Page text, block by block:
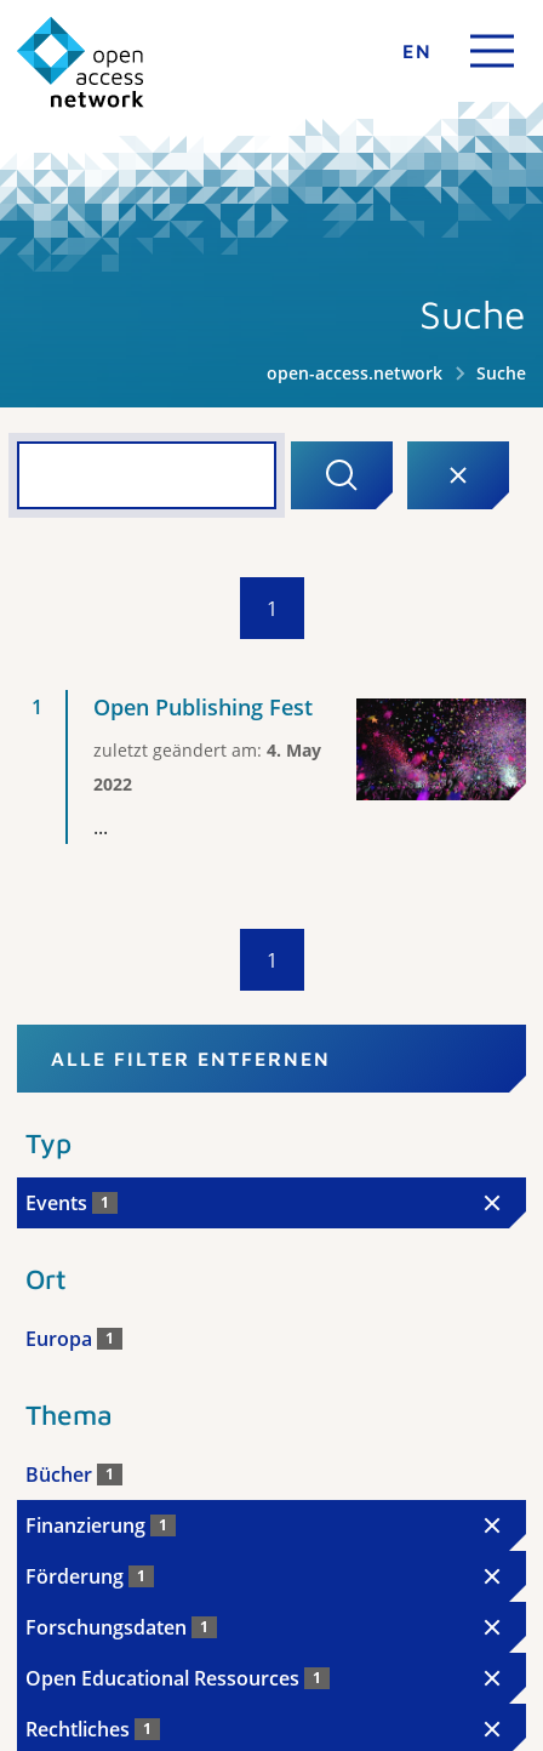
EN
Suche
open-access.network Suche
1
Open Publishing Fest
zuletzt geändert am: 4. May
2022
...
1
ALLE FILTER ENTFERNEN
Typ
Events 1
Ort
Europa 1
Thema
Bücher 1
Finanzierung 1
Förderung 1
Forschungsdaten 1
Open Educational Ressources 1
Rechtliches 1